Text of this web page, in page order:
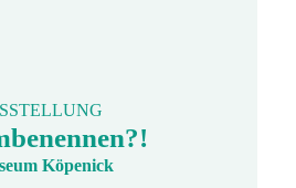
Köpenick